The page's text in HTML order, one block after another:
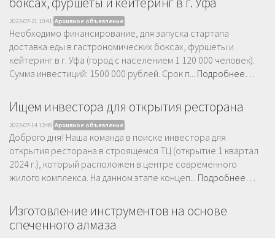
2023-07-21 10:41 Архивное объявление
Необходимо финансирование, для запуска стартапа
доставка еды в гастрономических боксах, фуршеты и
кейтеринг в г. Уфа (город с населением 1 120 000 человек).
Сумма инвестиций: 1500 000 рублей. Срок п... Подробнее…
Ищем инвестора для открытия ресторана
2023-07-14 12:49 Архивное объявление
Доброго дня! Наша команда в поиске инвестора для
открытия ресторана в строящемся ТЦ (открытие 1 квартал
2024 г.), который расположен в центре современного
жилого комплекса. На данном этапе концеп... Подробнее…
Изготовление инструментов на основе
спеченного алмаза